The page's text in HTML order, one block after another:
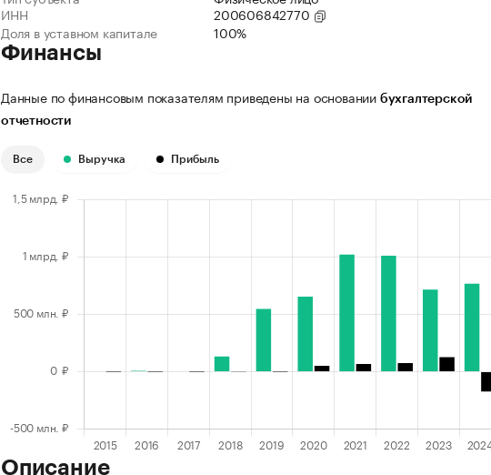
ИНН
200606842770
Доля в уставном капитале
100%
Финансы
Данные по финансовым показателям приведены на основании бухгалтерской
отчетности
Все Выручка Прибыль
Описание